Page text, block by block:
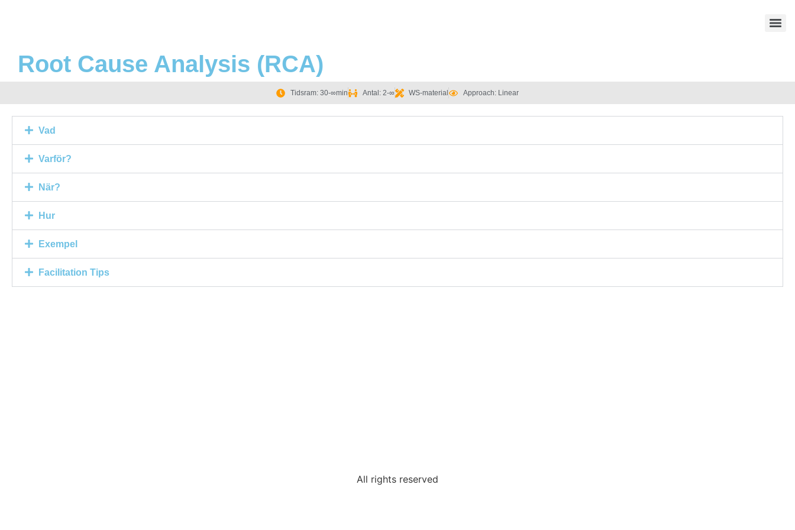
Root Cause Analysis (RCA)
Tidsram: 30-∞min Antal: 2-∞ WS-material Approach: Linear
Vad
Varför?
När?
Hur
Exempel
Facilitation Tips
All rights reserved